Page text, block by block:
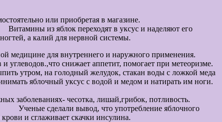
его самостоятельно или приобретая в магазине.
и наделяют его
а калий для нервной системы.
и наружного применения.
снижает аппетит, помогает при метеоризме.
стакан воды с ложкой меда
яблочный уксус с водой и медом и натирать им ноги.
легче.
заболеваниях- чесотка, лишай,грибок, потливость.
яблочного
и сглаживает скачки инсулина.